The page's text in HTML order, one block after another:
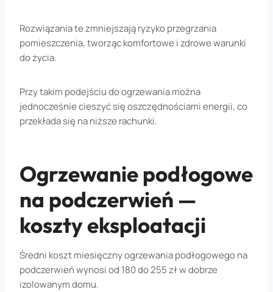
Rozwiązania te zmniejszają ryzyko przegrzania
pomieszczenia, tworząc komfortowe i zdrowe warunki
do życia.
Przy takim podejściu do ogrzewania można
jednocześnie cieszyć się oszczędnościami energii, co
przekłada się na niższe rachunki.
Ogrzewanie podłogowe
na podczerwień —
koszty eksploatacji
Średni koszt miesięczny ogrzewania podłogowego na
podczerwień wynosi od 180 do 255 zł w dobrze
izolowanym domu.